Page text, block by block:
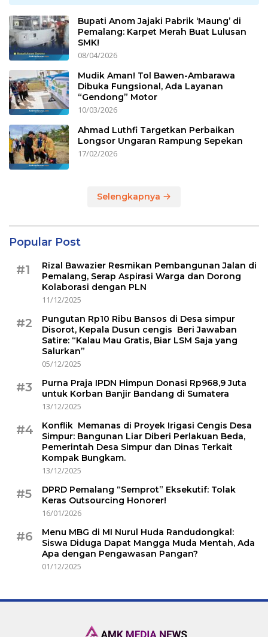
Bupati Anom Jajaki Pabrik ‘Maung’ di
Pemalang: Karpet Merah Buat Lulusan
SMK!
08/04/2026
Mudik Aman! Tol Bawen-Ambarawa
Dibuka Fungsional, Ada Layanan
“Gendong” Motor
10/03/2026
Ahmad Luthfi Targetkan Perbaikan
Longsor Ungaran Rampung Sepekan
17/02/2026
Selengkapnya
Popular Post
#1
Rizal Bawazier Resmikan Pembangunan Jalan di
Pemalang, Serap Aspirasi Warga dan Dorong
Kolaborasi dengan PLN
11/12/2025
#2
Pungutan Rp10 Ribu Bansos di Desa simpur
Disorot, Kepala Dusun cengis Beri Jawaban
Satire: “Kalau Mau Gratis, Biar LSM Saja yang
Salurkan”
05/12/2025
#3
Purna Praja IPDN Himpun Donasi Rp968,9 Juta
untuk Korban Banjir Bandang di Sumatera
13/12/2025
#4
Konflik Memanas di Proyek Irigasi Cengis Desa
Simpur: Bangunan Liar Diberi Perlakuan Beda,
Pemerintah Desa Simpur dan Dinas Terkait
Kompak Bungkam.
13/12/2025
#5
DPRD Pemalang “Semprot” Eksekutif: Tolak
Keras Outsourcing Honorer!
16/01/2026
#6
Menu MBG di MI Nurul Huda Randudongkal:
Siswa Diduga Dapat Mangga Muda Mentah, Ada
Apa dengan Pengawasan Pangan?
01/12/2025